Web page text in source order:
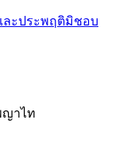
ละประพฤติมิชอบ
ญาไท